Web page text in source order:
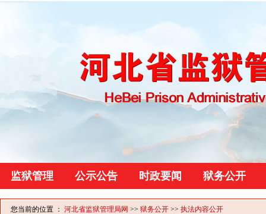
监狱管理 公示公告 时政要闻 狱务公开
您当前的位置 ： 河北省监狱管理局网 >> 狱务公开 >> 执法内容公开